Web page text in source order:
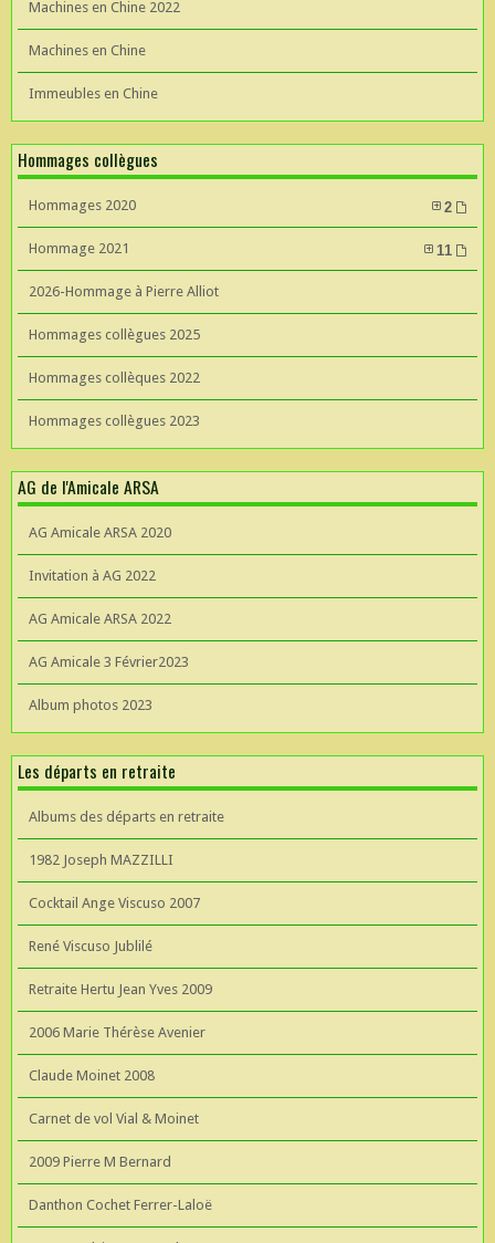
Machines en Chine 2022
Machines en Chine
Immeubles en Chine
Hommages collègues
Hommages 2020 2
Hommage 2021 11
2026-Hommage à Pierre Alliot
Hommages collègues 2025
Hommages collèques 2022
Hommages collègues 2023
AG de l'Amicale ARSA
AG Amicale ARSA 2020
Invitation à AG 2022
AG Amicale ARSA 2022
AG Amicale 3 Février2023
Album photos 2023
Les départs en retraite
Albums des départs en retraite
1982 Joseph MAZZILLI
Cocktail Ange Viscuso 2007
René Viscuso Jublilé
Retraite Hertu Jean Yves 2009
2006 Marie Thérèse Avenier
Claude Moinet 2008
Carnet de vol Vial & Moinet
2009 Pierre M Bernard
Danthon Cochet Ferrer-Laloë